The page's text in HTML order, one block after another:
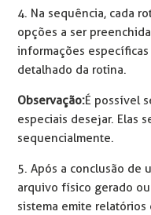
4. Na sequência, cada
opções a ser
informações
detalhado da rotina.
Observação:É possível
especiais desejar. Elas
sequencialmente.
5. Após a conclusão de
arquivo físico gerado
sistema emite relatórios